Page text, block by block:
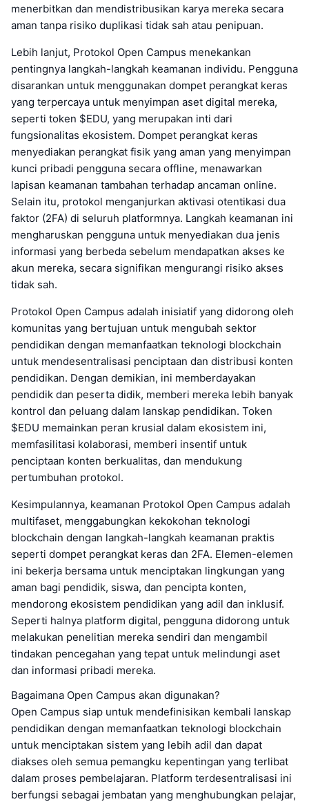
menerbitkan dan mendistribusikan karya mereka secara
aman tanpa risiko duplikasi tidak sah atau penipuan.
Lebih lanjut, Protokol Open Campus menekankan
pentingnya langkah-langkah keamanan individu. Pengguna
disarankan untuk menggunakan dompet perangkat keras
yang terpercaya untuk menyimpan aset digital mereka,
seperti token $EDU, yang merupakan inti dari
fungsionalitas ekosistem. Dompet perangkat keras
menyediakan perangkat fisik yang aman yang menyimpan
kunci pribadi pengguna secara offline, menawarkan
lapisan keamanan tambahan terhadap ancaman online.
Selain itu, protokol menganjurkan aktivasi otentikasi dua
faktor (2FA) di seluruh platformnya. Langkah keamanan ini
mengharuskan pengguna untuk menyediakan dua jenis
informasi yang berbeda sebelum mendapatkan akses ke
akun mereka, secara signifikan mengurangi risiko akses
tidak sah.
Protokol Open Campus adalah inisiatif yang didorong oleh
komunitas yang bertujuan untuk mengubah sektor
pendidikan dengan memanfaatkan teknologi blockchain
untuk mendesentralisasi penciptaan dan distribusi konten
pendidikan. Dengan demikian, ini memberdayakan
pendidik dan peserta didik, memberi mereka lebih banyak
kontrol dan peluang dalam lanskap pendidikan. Token
$EDU memainkan peran krusial dalam ekosistem ini,
memfasilitasi kolaborasi, memberi insentif untuk
penciptaan konten berkualitas, dan mendukung
pertumbuhan protokol.
Kesimpulannya, keamanan Protokol Open Campus adalah
multifaset, menggabungkan kekokohan teknologi
blockchain dengan langkah-langkah keamanan praktis
seperti dompet perangkat keras dan 2FA. Elemen-elemen
ini bekerja bersama untuk menciptakan lingkungan yang
aman bagi pendidik, siswa, dan pencipta konten,
mendorong ekosistem pendidikan yang adil dan inklusif.
Seperti halnya platform digital, pengguna didorong untuk
melakukan penelitian mereka sendiri dan mengambil
tindakan pencegahan yang tepat untuk melindungi aset
dan informasi pribadi mereka.
Bagaimana Open Campus akan digunakan?
Open Campus siap untuk mendefinisikan kembali lanskap
pendidikan dengan memanfaatkan teknologi blockchain
untuk menciptakan sistem yang lebih adil dan dapat
diakses oleh semua pemangku kepentingan yang terlibat
dalam proses pembelajaran. Platform terdesentralisasi ini
berfungsi sebagai jembatan yang menghubungkan pelajar,